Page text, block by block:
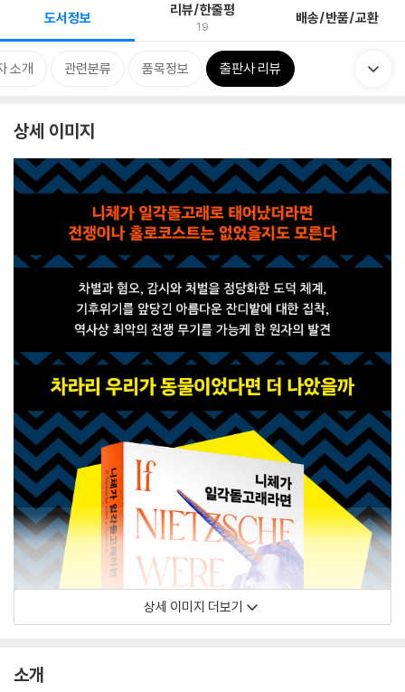
도서정보 리뷰/한줄평
19 배송/반품/교환
소개 관련분류 품목정보 출판사 리뷰
상세 이미지
상세 이미지 더보기
소개